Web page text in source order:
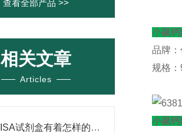
查看全部产品 >>
相关文章
Articles
小鼠ELISA试剂盒有着怎样的特点呢？
小鼠
品牌
规格
小鼠